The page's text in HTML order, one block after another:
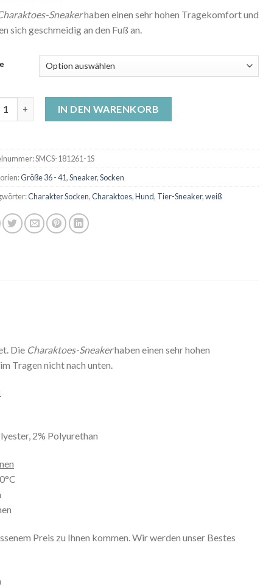
Sneakerhaben einen sehr hohen Tragekomfort und
sich geschmeidig an den Fuß an.
IN DEN WARENKORB
SMCS-181261-1S
Größe 36 - 41,Sneaker,Socken
Charakter Socken,Charaktoes,Hund, Tier-Sneaker,weiß
Die Charaktoes-Sneakerhaben einen sehr hohen
Tragen nicht nach unten.
2% Polyurethan
Preis zu Ihnen kommen. Wir werden unser Bestes